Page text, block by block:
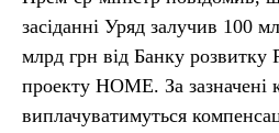
засіданні Уряд залучив 100
млрд грн від Банку
проекту НОME. За зазначені
виплачуватимуться